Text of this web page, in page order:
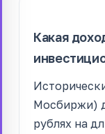
Какая
Мосбиржи)
рублях на